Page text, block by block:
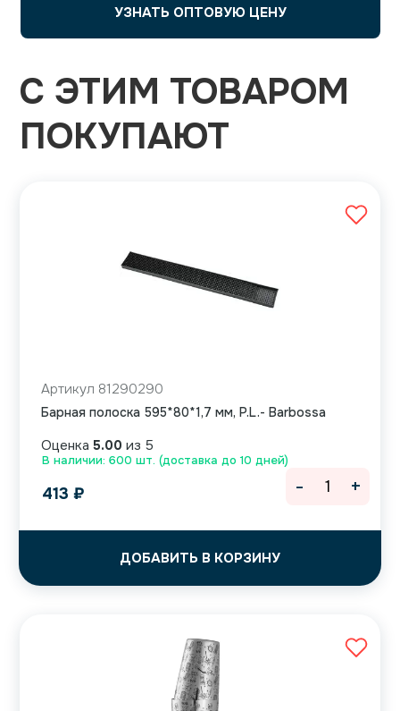
УЗНАТЬ ОПТОВУЮ ЦЕНУ
С ЭТИМ ТОВАРОМ
ПОКУПАЮТ
В наличии: 600 шт. (доставка до 10 дней)
Артикул 81290290
Барная полоска 595*80*1,7 мм, P.L.- Barbossa
Оценка 5.00 из 5
413 ₽
ДОБАВИТЬ В КОРЗИНУ
- +